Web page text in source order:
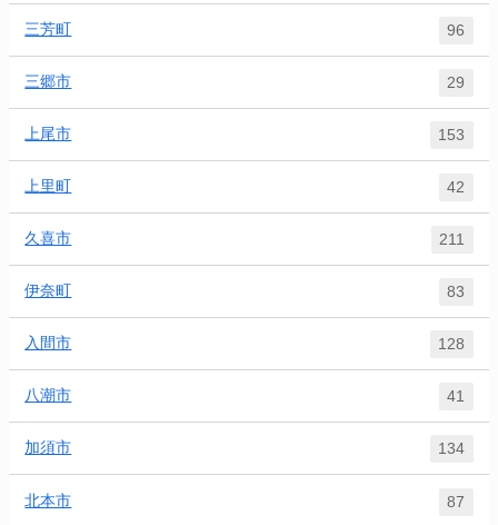
三芳町 96
三郷市 29
上尾市 153
上里町 42
久喜市 211
伊奈町 83
入間市 128
八潮市 41
加須市 134
北本市 87